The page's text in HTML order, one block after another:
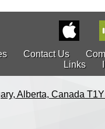
Contact Us
Links
Alberta, Canada